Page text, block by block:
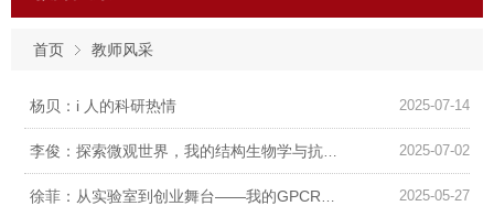
首页 教师风采
杨贝：i 人的科研热情 2025-07-14
李俊：探索微观世界，我的结构生物学与抗结核征程 2025-07-02
徐菲：从实验室到创业舞台——我的GPCR科研长征与跨界之路 2025-05-27